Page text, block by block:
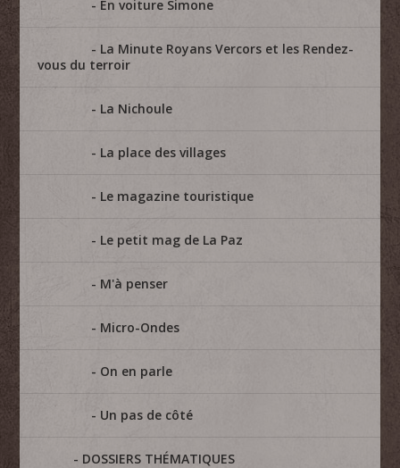
En voiture Simone
La Minute Royans Vercors et les Rendez-
vous du terroir
La Nichoule
La place des villages
Le magazine touristique
Le petit mag de La Paz
M'à penser
Micro-Ondes
On en parle
Un pas de côté
DOSSIERS THÉMATIQUES